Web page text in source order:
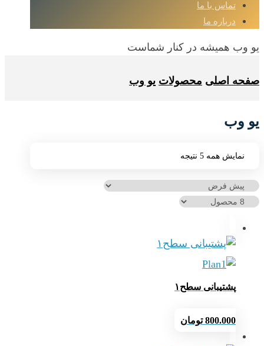
تماس با ما
درباره ما
یو وب همیشه در کنار شماست
صفحه اصلی محصولات یو وب
یو وب
نمایش همه 5 نتیجه
پشتیبانی سطح۱
800.000 تومان